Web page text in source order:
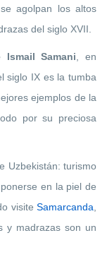
agolpan los altos
del siglo XVII.
Ismail Samani , en
siglo IX es la tumba
ejemplos de la
por su preciosa
Uzbekistán: turismo
en la piel de
visite Samarcanda
y madrazas son un